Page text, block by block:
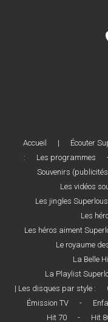
Accueil | Écouter
:
Les programmes
Souvenirs
Les vidéos
Les jingles
Les
Les héros aiment
Le royaume
La Belle
La Playlist
| Les disques par style :
Émission TV
-
Hit 70
- Hit